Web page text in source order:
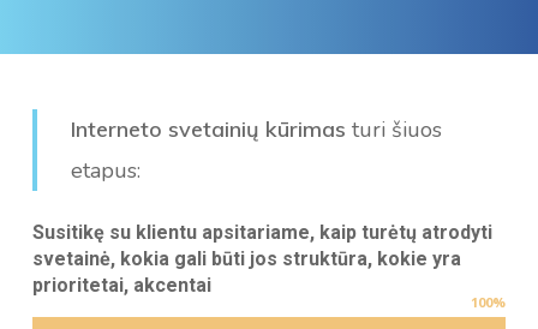
Interneto svetainių kūrimas turi šiuos
etapus:
Susitikę su klientu apsitariame, kaip turėtų atrodyti
svetainė, kokia gali būti jos struktūra, kokie yra
prioritetai, akcentai
100%